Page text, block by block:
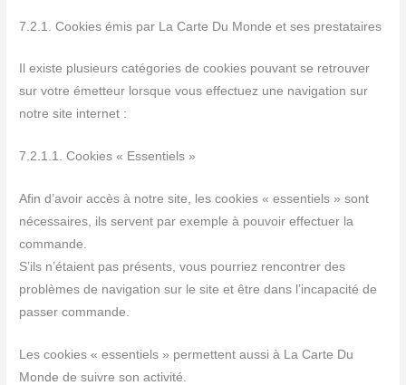
7.2.1. Cookies émis par La Carte Du Monde et ses prestataires
Il existe plusieurs catégories de cookies pouvant se retrouver
sur votre émetteur lorsque vous effectuez une navigation sur
notre site internet :
7.2.1.1. Cookies « Essentiels »
Afin d’avoir accès à notre site, les cookies « essentiels » sont
nécessaires, ils servent par exemple à pouvoir effectuer la
commande.
S’ils n’étaient pas présents, vous pourriez rencontrer des
problèmes de navigation sur le site et être dans l’incapacité de
passer commande.
Les cookies « essentiels » permettent aussi à La Carte Du
Monde de suivre son activité.